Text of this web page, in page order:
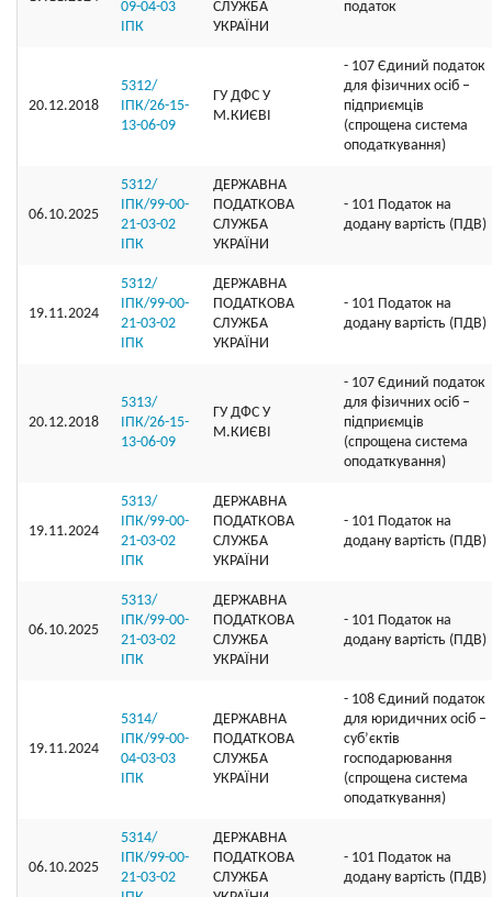
09-04-03
ІПК
СЛУЖБА
УКРАЇНИ
податок
20.12.2018
5312/
ІПК/26-15-
13-06-09
ГУ ДФС У
М.КИЄВI
- 107 Єдиний податок
для фізичних осіб –
підприємців
(спрощена система
оподаткування)
06.10.2025
5312/
ІПК/99-00-
21-03-02
ІПК
ДЕРЖАВНА
ПОДАТКОВА
СЛУЖБА
УКРАЇНИ
- 101 Податок на
додану вартість (ПДВ)
19.11.2024
5312/
ІПК/99-00-
21-03-02
ІПК
ДЕРЖАВНА
ПОДАТКОВА
СЛУЖБА
УКРАЇНИ
- 101 Податок на
додану вартість (ПДВ)
20.12.2018
5313/
ІПК/26-15-
13-06-09
ГУ ДФС У
М.КИЄВI
- 107 Єдиний податок
для фізичних осіб –
підприємців
(спрощена система
оподаткування)
19.11.2024
5313/
ІПК/99-00-
21-03-02
ІПК
ДЕРЖАВНА
ПОДАТКОВА
СЛУЖБА
УКРАЇНИ
- 101 Податок на
додану вартість (ПДВ)
06.10.2025
5313/
ІПК/99-00-
21-03-02
ІПК
ДЕРЖАВНА
ПОДАТКОВА
СЛУЖБА
УКРАЇНИ
- 101 Податок на
додану вартість (ПДВ)
19.11.2024
5314/
ІПК/99-00-
04-03-03
ІПК
ДЕРЖАВНА
ПОДАТКОВА
СЛУЖБА
УКРАЇНИ
- 108 Єдиний податок
для юридичних осіб –
суб’єктів
господарювання
(спрощена система
оподаткування)
06.10.2025
5314/
ІПК/99-00-
21-03-02
ДЕРЖАВНА
ПОДАТКОВА
СЛУЖБА
- 101 Податок на
додану вартість (ПДВ)